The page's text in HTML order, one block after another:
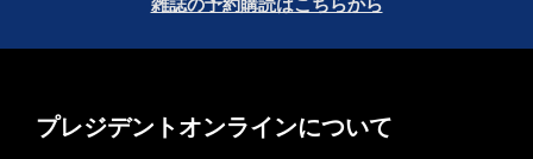
プレジデントオンラインについて